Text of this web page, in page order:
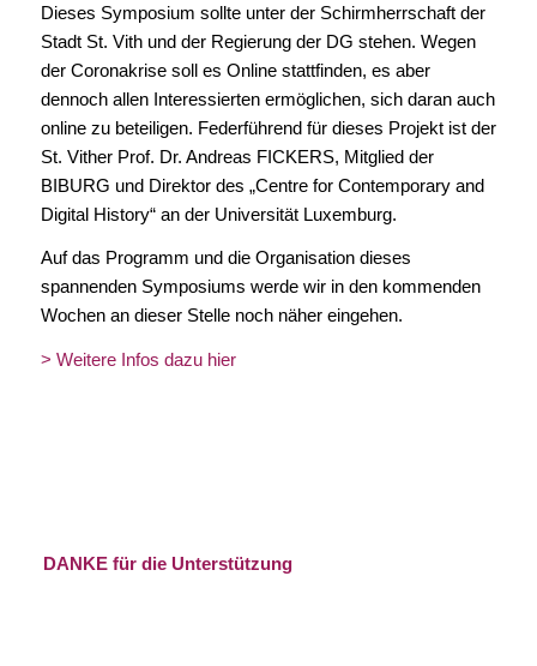
Dieses Symposium sollte unter der Schirmherrschaft der
Stadt St. Vith und der Regierung der DG stehen. Wegen
der Coronakrise soll es Online stattfinden, es aber
dennoch allen Interessierten ermöglichen, sich daran auch
online zu beteiligen. Federführend für dieses Projekt ist der
St. Vither Prof. Dr. Andreas FICKERS, Mitglied der
BIBURG und Direktor des „Centre for Contemporary and
Digital History“ an der Universität Luxemburg.
Auf das Programm und die Organisation dieses
spannenden Symposiums werde wir in den kommenden
Wochen an dieser Stelle noch näher eingehen.
> Weitere Infos dazu hier
DANKE für die Unterstützung